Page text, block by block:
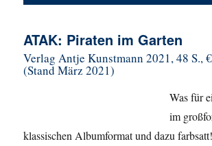
ATAK: Piraten im Garten
Verlag Antje Kunstmann 2021, 48 S.,
(Stand März 2021)
Was für
im
klassischen Albumformat und dazu